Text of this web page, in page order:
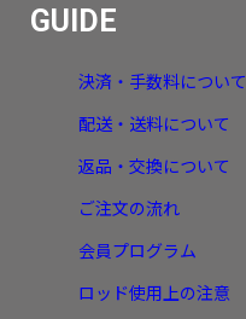
GUIDE
決済・手数料について
配送・送料について
返品・交換について
ご注文の流れ
会員プログラム
ロッド使用上の注意